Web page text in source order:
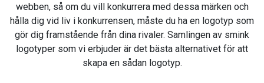
webben, så om du vill konkurrera med dessa märken och
hålla dig vid liv i konkurrensen, måste du ha en logotyp som
gör dig framstående från dina rivaler. Samlingen av smink
logotyper som vi erbjuder är det bästa alternativet för att
skapa en sådan logotyp.